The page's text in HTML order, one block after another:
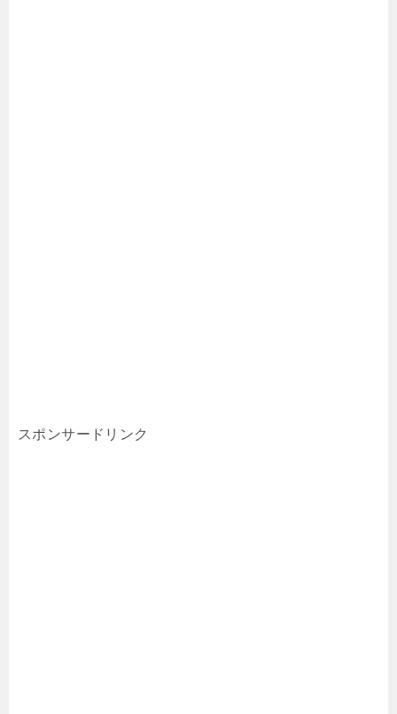
スポンサードリンク